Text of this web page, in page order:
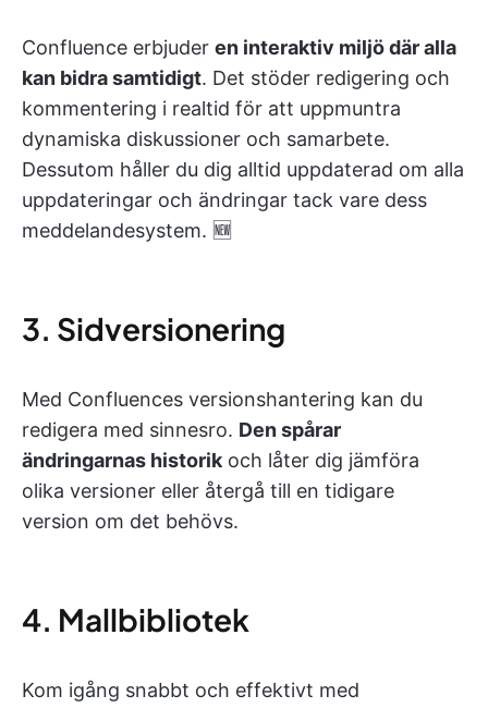
Confluence erbjuder en interaktiv miljö där alla
kan bidra samtidigt. Det stöder redigering och
kommentering i realtid för att uppmuntra
dynamiska diskussioner och samarbete.
Dessutom håller du dig alltid uppdaterad om alla
uppdateringar och ändringar tack vare dess
meddelandesystem. 🆕
3. Sidversionering
Med Confluences versionshantering kan du
redigera med sinnesro. Den spårar
ändringarnas historikoch låter dig jämföra
olika versioner eller återgå till en tidigare
version om det behövs.
4. Mallbibliotek
Kom igång snabbt och effektivt med